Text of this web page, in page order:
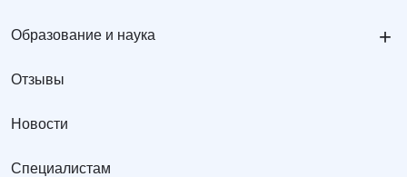
Образование и наука +
Отзывы
Новости
Специалистам